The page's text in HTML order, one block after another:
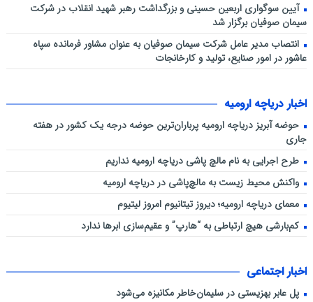
آیین سوگواری اربعین حسینی و بزرگداشت رهبر شهید انقلاب در شرکت
سیمان صوفیان برگزار شد
انتصاب مدیر عامل شرکت سیمان صوفیان به عنوان مشاور فرمانده سپاه
عاشور در امور صنایع، تولید و کارخانجات
اخبار دریاچه ارومیه
حوضه آبریز دریاچه ارومیه پرباران‌ترین حوضه‌ درجه یک کشور در هفته
جاری
طرح اجرایی به نام مالچ پاشی دریاچه ارومیه نداریم
واکنش محیط زیست به مالچ‌پاشی در دریاچه ارومیه
معمای دریاچه ارومیه؛ دیروز تیتانیوم امروز لیتیوم
کم‌بارشی هیچ ارتباطی به “هارپ” و عقیم‌سازی ابرها ندارد
اخبار اجتماعی
پل عابر بهزیستی در سلیمان‌خاطر مکانیزه می‌شود